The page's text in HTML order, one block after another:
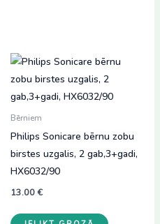
Bērniem
Philips Sonicare bērnu zobu
birstes uzgalis, 2 gab,3+gadi,
HX6032/90
13.00€